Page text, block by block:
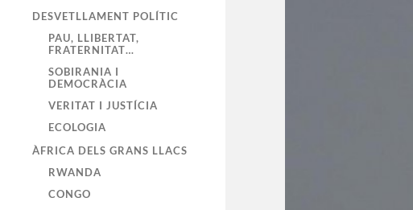
DESVETLLAMENT POLÍTIC
PAU, LLIBERTAT,
FRATERNITAT…
SOBIRANIA I
DEMOCRÀCIA
VERITAT I JUSTÍCIA
ECOLOGIA
ÀFRICA DELS GRANS LLACS
RWANDA
CONGO